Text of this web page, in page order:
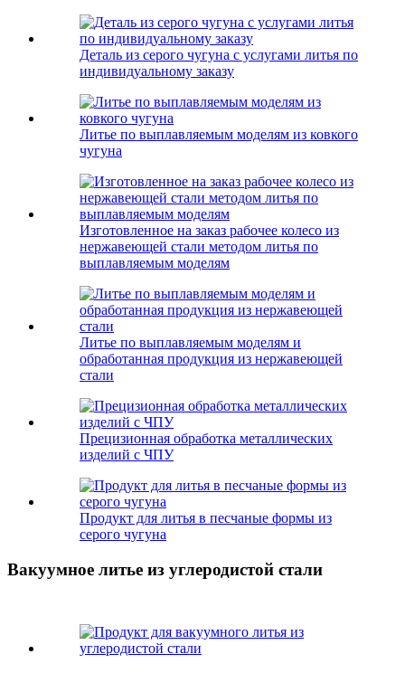
Деталь из серого чугуна с услугами литья по
индивидуальному заказу
Литье по выплавляемым моделям из ковкого
чугуна
Изготовленное на заказ рабочее колесо из
нержавеющей стали методом литья по
выплавляемым моделям
Литье по выплавляемым моделям и
обработанная продукция из нержавеющей
стали
Прецизионная обработка металлических
изделий с ЧПУ
Продукт для литья в песчаные формы из
серого чугуна
Вакуумное литье из углеродистой стали